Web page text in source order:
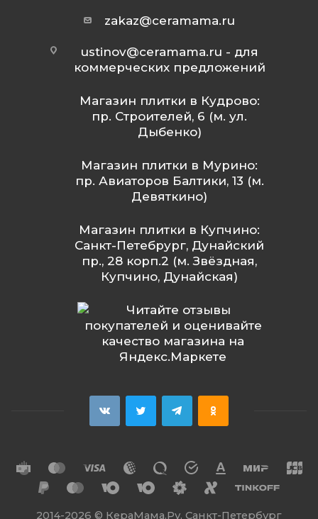
zakaz@ceramama.ru
ustinov@ceramama.ru - для
коммерческих предложений
Магазин плитки в Кудрово:
пр. Строителей, 6 (м. ул.
Дыбенко)
Магазин плитки в Мурино:
пр. Авиаторов Балтики, 13 (м.
Девяткино)
Магазин плитки в Купчино:
Санкт-Петебрург, Дунайский
пр., 28 корп.2 (м. Звёздная,
Купчино, Дунайская)
2014-2026 © КераМама.Ру. Санкт-Петербург